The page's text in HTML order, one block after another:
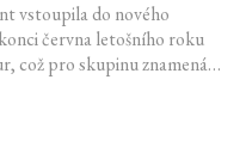
vstoupila do nového
června letošního roku
což pro skupinu znamená
nejistotu